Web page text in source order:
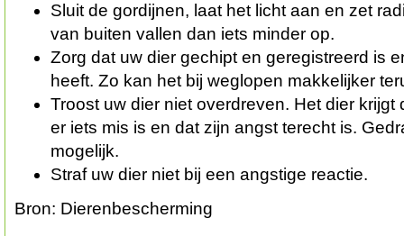
Sluit de gordijnen, laat het licht aan en zet
van buiten vallen dan iets minder op.
Zorg dat uw dier gechipt en geregistreerd is
heeft. Zo kan het bij weglopen makkelijker
Troost uw dier niet overdreven. Het dier
er iets mis is en dat zijn angst terecht is.
mogelijk.
Straf uw dier niet bij een angstige reactie.
Bron: Dierenbescherming